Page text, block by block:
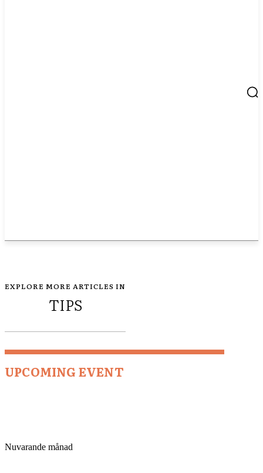
EXPLORE MORE ARTICLES IN
TIPS
UPCOMING EVENT
Nuvarande månad